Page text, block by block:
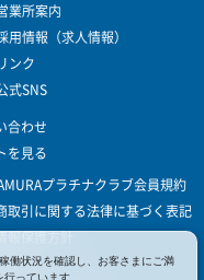
業所案内
用情報（求人情報）
ンク
式SNS
合わせ
を見る
プラチナクラブ会員規約
取引に関する法律に基づく表記
報保護方針
働状況を確認し、お客さまにご満
っています。